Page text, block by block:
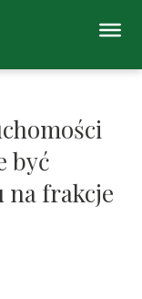
być
na frakcje